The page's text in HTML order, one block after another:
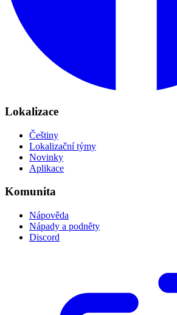
Lokalizace
Češtiny
Lokalizační týmy
Novinky
Aplikace
Komunita
Nápověda
Nápady a podněty
Discord